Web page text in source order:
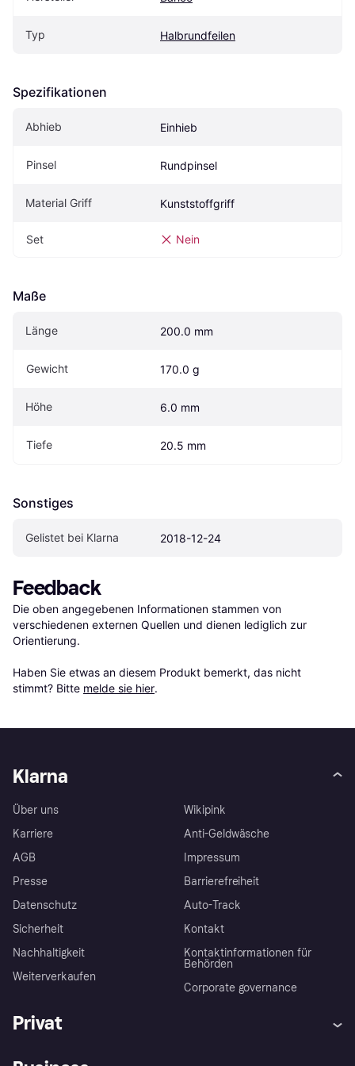
Typ Halbrundfeilen
Spezifikationen
Abhieb Einhieb
Pinsel Rundpinsel
Material Griff Kunststoffgriff
Set Nein
Maße
Länge 200.0 mm
Gewicht 170.0 g
Höhe 6.0 mm
Tiefe 20.5 mm
Sonstiges
Gelistet bei Klarna 2018-12-24
Feedback
Die oben angegebenen Informationen stammen von
verschiedenen externen Quellen und dienen lediglich zur
Orientierung.
Haben Sie etwas an diesem Produkt bemerkt, das nicht
stimmt? Bitte melde sie hier.
Klarna
Über uns
Karriere
AGB
Presse
Datenschutz
Sicherheit
Nachhaltigkeit
Weiterverkaufen
Wikipink
Anti-Geldwäsche
Impressum
Barrierefreiheit
Auto-Track
Kontakt
Kontaktinformationen für
Behörden
Corporate governance
Privat